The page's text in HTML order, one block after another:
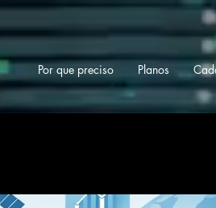
Por que preciso Planos